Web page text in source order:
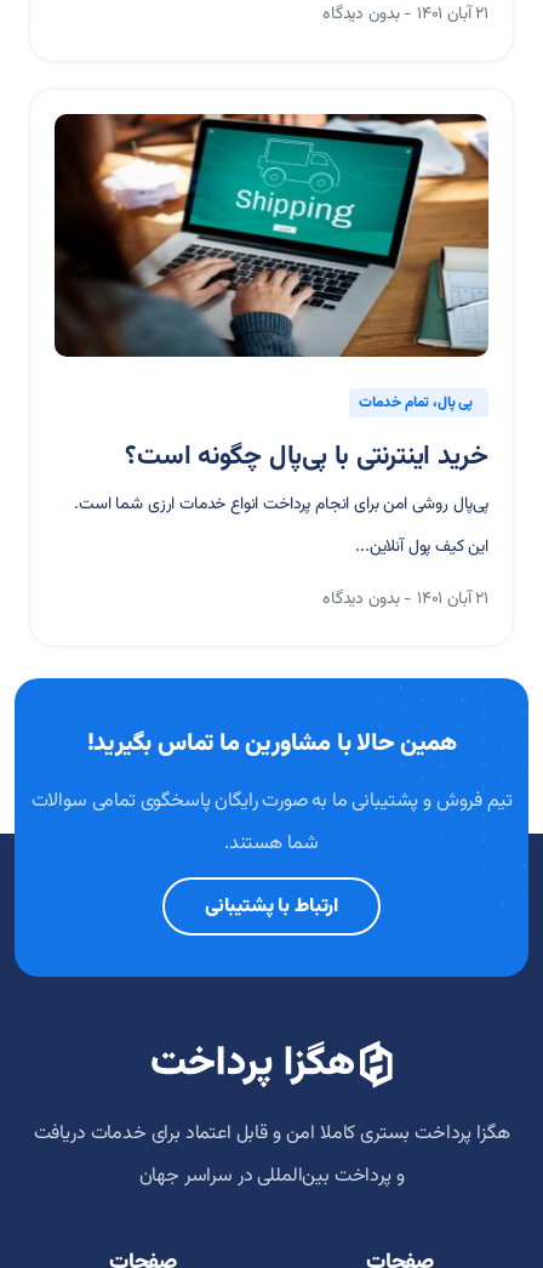
۲۱ آبان ۱۴۰۱
بدون دیدگاه
پی پال تمام خدمات
خرید اینترنتی با پی‌پال چگونه است؟
پی‌پال روشی امن برای انجام پرداخت انواع خدمات ارزی شما است.
این کیف پول آنلاین...
۲۱ آبان ۱۴۰۱
بدون دیدگاه
همین حالا با مشاورین ما تماس بگیرید!
تیم فروش و پشتیبانی ما به صورت رایگان پاسخگوی تمامی سوالات
شما هستند.
ارتباط با پشتیبانی
هگزا پرداخت بستری کاملا امن و قابل اعتماد برای خدمات دریافت
و پرداخت‌ بین‌المللی در سراسر جهان